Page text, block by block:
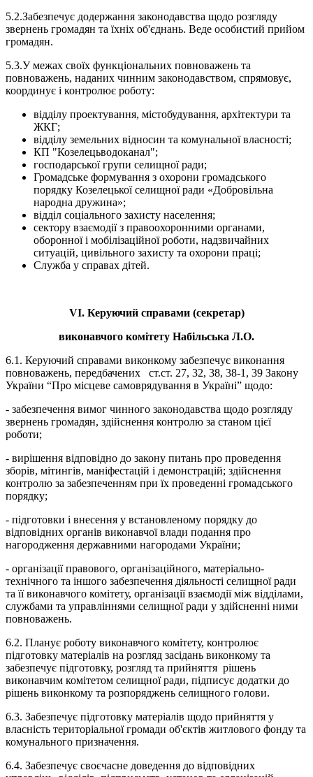
5.2.Забезпечує додержання законодавства щодо розгляду
звернень громадян та їхніх об'єднань. Веде особистий прийом
громадян.
5.3.У межах своїх функціональних повноважень та
повноважень, наданих чинним законодавством, спрямовує,
координує і контролює роботу:
відділу проектування, містобудування, архітектури та
ЖКГ;
відділу земельних відносин та комунальної власності;
КП "Козелецьводоканал";
господарської групи селищної ради;
Громадське формування з охорони громадського
порядку Козелецької селищної ради «Добровільна
народна дружина»;
відділ соціального захисту населення;
сектору взаємодії з правоохоронними органами,
оборонної і мобілізаційної роботи, надзвичайних
ситуацій, цивільного захисту та охорони праці;
Служба у справах дітей.
VІ. Керуючий справами (секретар)
виконавчого комітету Набільська Л.О.
6.1. Керуючий справами виконкому забезпечує виконання
повноважень, передбачених ст.ст. 27, 32, 38, 38-1, 39 Закону
України “Про місцеве самоврядування в Україні” щодо:
- забезпечення вимог чинного законодавства щодо розгляду
звернень громадян, здійснення контролю за станом цієї
роботи;
- вирішення відповідно до закону питань про проведення
зборів, мітингів, маніфестацій і демонстрацій; здійснення
контролю за забезпеченням при їх проведенні громадського
порядку;
- підготовки і внесення у встановленому порядку до
відповідних органів виконавчої влади подання про
нагородження державними нагородами України;
- організації правового, організаційного, матеріально-
технічного та іншого забезпечення діяльності селищної ради
та її виконавчого комітету, організації взаємодії між відділами,
службами та управліннями селищної ради у здійсненні ними
повноважень.
6.2. Планує роботу виконавчого комітету, контролює
підготовку матеріалів на розгляд засідань виконкому та
забезпечує підготовку, розгляд та прийняття рішень
виконавчим комітетом селищної ради, підписує додатки до
рішень виконкому та розпоряджень селищного голови.
6.3. Забезпечує підготовку матеріалів щодо прийняття у
власність територіальної громади об'єктів житлового фонду та
комунального призначення.
6.4. Забезпечує своєчасне доведення до відповідних